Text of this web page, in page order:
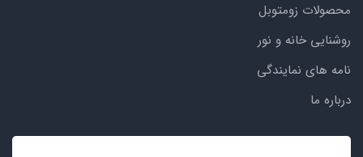
محصولات زومتوبل
روشنایی خانه و نور
نامه های نمایندگی
درباره ما